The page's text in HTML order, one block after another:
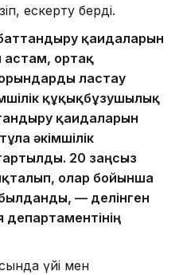
ескерту берді.
қағидаларын
астам, ортақ
ластау
құқықбұзушылық
қағидаларын
әкімшілік
20 заңсыз
олар бойынша
— делінген
үйі мен